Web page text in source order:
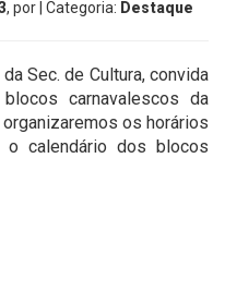
, por | Categoria: Destaque
Sec. de Cultura, convida
carnavalescos da
os horários
o calendário dos blocos